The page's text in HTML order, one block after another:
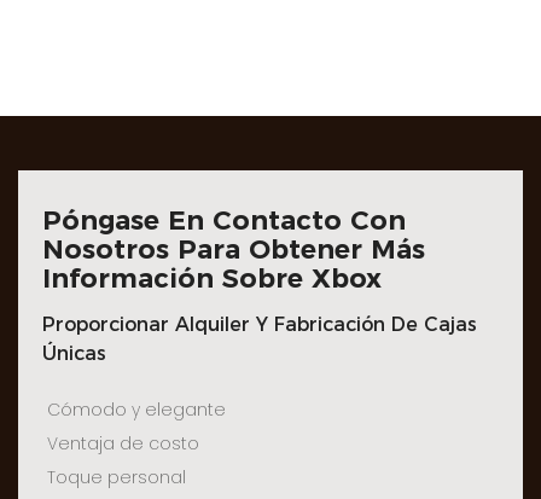
Póngase En Contacto Con
Nosotros Para Obtener Más
Información Sobre Xbox
Proporcionar Alquiler Y Fabricación De Cajas
Únicas
Cómodo y elegante
Ventaja de costo
Toque personal